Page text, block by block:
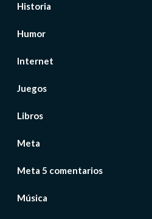
Historia
Humor
Internet
Juegos
Libros
Meta
Meta 5 comentarios
Música